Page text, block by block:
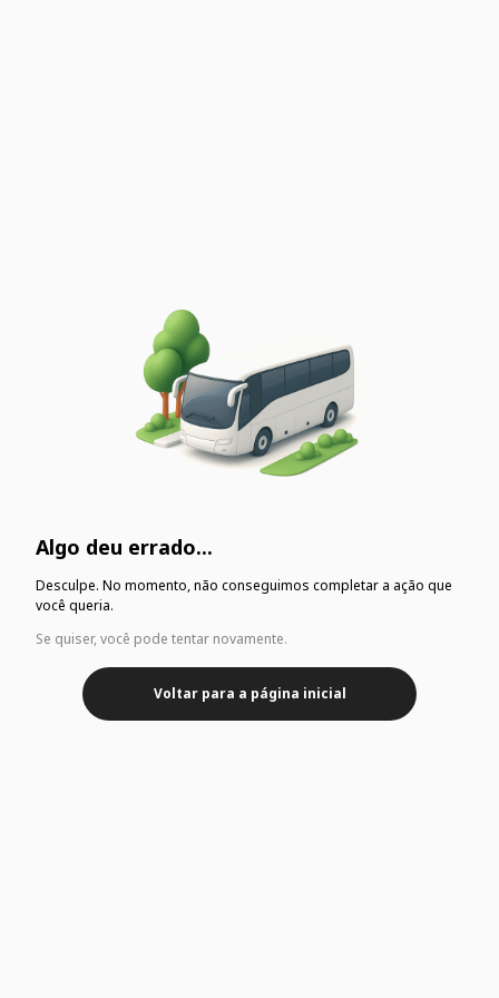
Algo deu errado...
Desculpe. No momento, não conseguimos completar a ação que
você queria.
Se quiser, você pode tentar novamente.
Voltar para a página inicial